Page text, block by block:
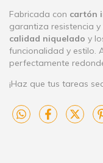
Fabricada con cartón
garantiza resistencia
calidad niquelado y
funcionalidad y estilo.
perfectamente
¡Haz que tus tareas